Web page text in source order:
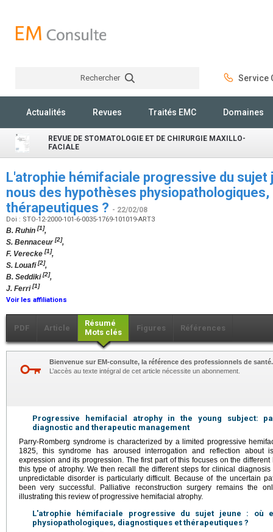
Rechercher Service
Actualités Revues Traités EMC Domaines
REVUE DE STOMATOLOGIE ET DE CHIRURGIE MAXILLO-
FACIALE
L'atrophie hémifaciale progressive du sujet
nous des hypothèses
thérapeutiques ? - 22/02/08
Doi : STO-12-2000-101-6-0035-1769-101019-ART3
B. Ruhin [1],
S. Bennaceur[2],
F. Verecke [1],
S. Louafi[2],
B. Seddiki[2],
J. Ferri[1]
Voir les affiliations
PDF Article
Résumé
Mots clés
Figures Références
Bienvenue sur EM-consulte, la référence des professionnels de santé.
L’accès au texte intégral de cet article nécessite un abonnement.
Progressive hemifacial atrophy in the young subject:
diagnostic and therapeutic management
Parry-Romberg syndrome is characterized by a limited progressive
1825, this syndrome has aroused interrogation and reflection about
expression and its progression. The first part of this focuses on the
this type of atrophy. We then recall the different steps for clinical
unpredictable disorder is particularly difficult. Because of the uncertain
been very successful. Palliative reconstruction surgery remains the
illustrating this review of progressive hemifacial atrophy.
L'atrophie hémifaciale progressive du sujet jeune : où
physiopathologiques, diagnostiques et thérapeutiques ?